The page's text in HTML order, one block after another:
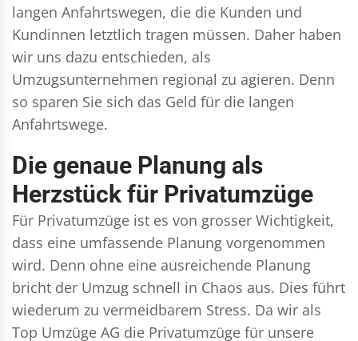
langen Anfahrtswegen, die die Kunden und
Kundinnen letztlich tragen müssen. Daher haben
wir uns dazu entschieden, als
Umzugsunternehmen regional zu agieren. Denn
so sparen Sie sich das Geld für die langen
Anfahrtswege.
Die genaue Planung als
Herzstück für Privatumzüge
Für Privatumzüge ist es von grosser Wichtigkeit,
dass eine umfassende Planung vorgenommen
wird. Denn ohne eine ausreichende Planung
bricht der Umzug schnell in Chaos aus. Dies führt
wiederum zu vermeidbarem Stress. Da wir als
Top Umzüge AG die Privatumzüge für unsere